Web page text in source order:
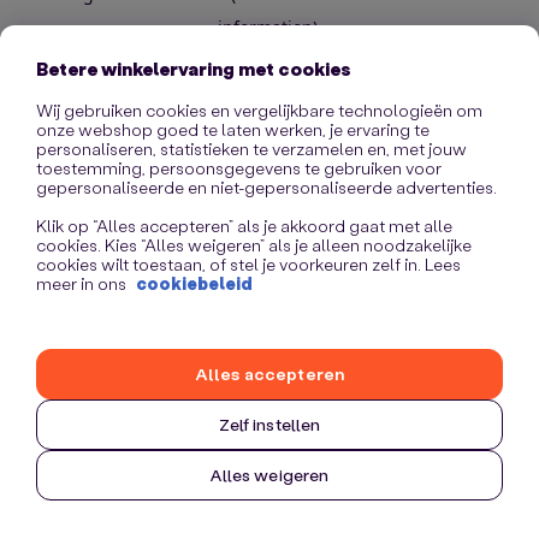
information).
Betere winkelervaring met cookies
Wij gebruiken cookies en vergelijkbare technologieën om
onze webshop goed te laten werken, je ervaring te
personaliseren, statistieken te verzamelen en, met jouw
toestemming, persoonsgegevens te gebruiken voor
gepersonaliseerde en niet-gepersonaliseerde advertenties.
Klik op “Alles accepteren” als je akkoord gaat met alle
cookies. Kies “Alles weigeren” als je alleen noodzakelijke
cookies wilt toestaan, of stel je voorkeuren zelf in. Lees
meer in ons cookiebeleid
Zelf instellen
Alles weigeren
Alles accepteren